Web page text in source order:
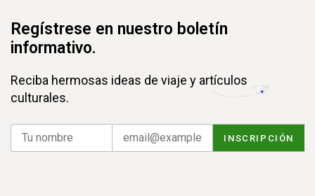
Regístrese en nuestro boletín
informativo.
Reciba hermosas ideas de viaje y artículos
culturales.